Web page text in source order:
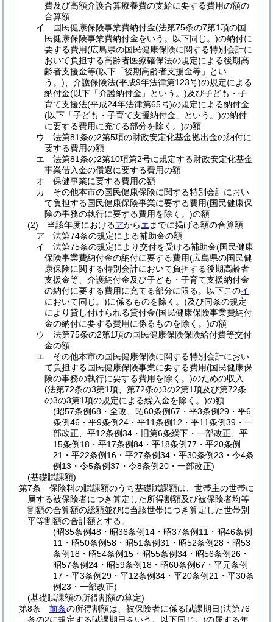
費及び高額介護合算療養費の支給に要する費用の額の
合算額
イ
国民健康保険事業費納付金(法第75条の7第1項の国
民健康保険事業費納付金をいう。以下同じ。)の納付に
要する費用(広島県の国民健康保険に関する特別会計に
おいて負担する高齢者医療確保法の規定による後期高
齢者支援金等(以下「後期高齢者支援金等」とい
う。) 、介護保険法(平成9年法律第123号)の規定による
納付金(以下「介護納付金」という。)及び子ども・子
育て支援法(平成24年法律第65号)の規定による納付金
(以下「子ども・子育て支援納付金」という。)の納付
に要する費用に充てる部分を除く。)の額
ウ
法第81条の2第5項の財政安定化基金拠出金の納付に
要する費用の額
エ
法第81条の2第10項第2号に規定する財政安定化基金
事業借入金の償還に要する費用の額
オ
保健事業に要する費用の額
カ
その他本市の国民健康保険に関する特別会計におい
て負担する国民健康保険事業に要する費用(国民健康保
険の事務の執行に要する費用を除く。)の額
(2)
当該年度におけるアからエ までに掲げる額の合算額
ア
法第74条の規定による補助金の額
イ
法第75条の規定により交付を受ける補助金(国民健康
保険事業費納付金の納付に要する費用(広島県の国民健
康保険に関する特別会計において負担する後期高齢者
支援金等、介護納付金及び子ども・子育て支援納付金
の納付に要する費用に充てる部分に限る。以下このイ
において同じ。)に係るものを除く。)及び同条の規定
により貸し付けられる貸付金(国民健康保険事業費納付
金の納付に要する費用に係るものを除く。)の額
ウ
法第75条の2第1項の国民健康保険保険給付費等交付
金の額
エ
その他本市の国民健康保険に関する特別会計におい
て負担する国民健康保険事業に要する費用(国民健康保
険の事務の執行に要する費用を除く。)のための収入
(法第72条の3第1項、第72条の3の2第1項及び第72条
の3の3第1項の規定による繰入金を除く。)の額
(昭57条例68・全改、昭60条例67・平3条例29・平6
条例46・平9条例24・平11条例12・平11条例39・一
部改正、平12条例34・旧第6条繰下・一部改正、平
15条例18・平17条例84・平18条例77・平20条例
21・平22条例16・平27条例34・平30条例23・令4条
例13・令5条例37・令8条例20・一部改正)
(基礎賦課額)
第7条
保険料の賦課額のうち基礎賦課額は、世帯主の世帯に
属する被保険者につき算定した所得割額及び被保険者均等
割額の合算額の総額並びに当該世帯につき算定した世帯別
平等割額の合計額とする。
(昭35条例48・昭36条例14・昭37条例11・昭46条例
11・昭50条例58・昭51条例31・昭52条例28・昭53
条例18・昭54条例15・昭55条例34・昭56条例26・
昭57条例24・昭59条例18・昭60条例67・平元条例
17・平3条例29・平12条例34・平20条例21・平30条
例23・一部改正)
(基礎賦課額の所得割額の算定)
第8条
前条の所得割額は、被保険者に係る賦課期日(法第76
条の2に規定する賦課期日をいう。以下同じ。)の属する年